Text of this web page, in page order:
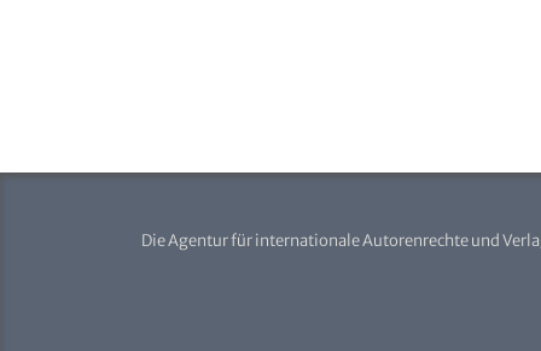
Die Agentur für internationale Autorenrechte und